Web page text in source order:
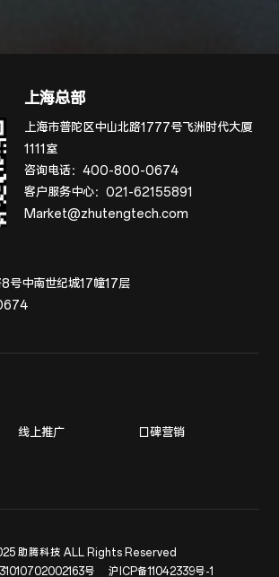
上海总部
上海市普陀区中山北路1777号飞洲时代大厦
1111室
咨询电话：400-800-0674
客户服务中心：021-62155891
Market@zhutengtech.com
号中南世纪城17幢17层
线上推广 口碑营销
助腾科技 ALL Rights Reserved
号
沪ICP备11042339号-1